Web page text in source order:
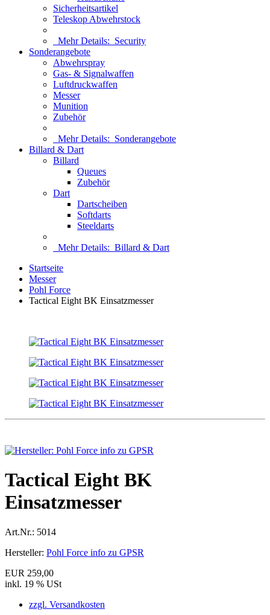
Sicherheitsartikel
Teleskop Abwehrstock
Mehr Details: Security
Sonderangebote
Abwehrspray
Gas- & Signalwaffen
Luftdruckwaffen
Messer
Munition
Zubehör
Mehr Details: Sonderangebote
Billard & Dart
Billard
Queues
Zubehör
Dart
Dartscheiben
Softdarts
Steeldarts
Mehr Details: Billard & Dart
Startseite
Messer
Pohl Force
Tactical Eight BK Einsatzmesser
Tactical Eight BK
Einsatzmesser
Art.Nr.: 5014
Hersteller: Pohl Force info zu GPSR
EUR 259,00
inkl. 19 % USt
zzgl. Versandkosten